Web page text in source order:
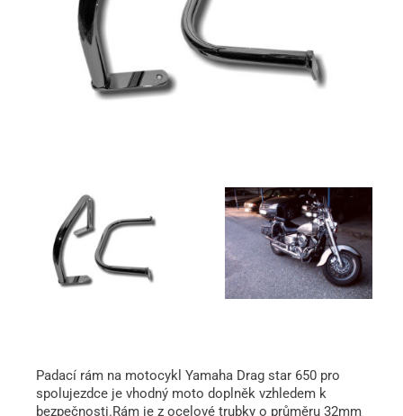
Padací rám na motocykl Yamaha Drag star 650 pro
spolujezdce je vhodný moto doplněk vzhledem k
bezpečnosti.Rám je z ocelové trubky o průměru 32mm